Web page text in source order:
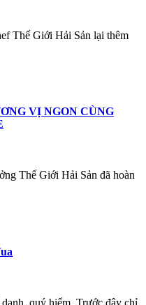
Thế Giới Hải Sản lại thêm
VỊ NGON CÙNG
Thế Giới Hải Sản đã hoàn
quý hiếm. Trước đây chỉ